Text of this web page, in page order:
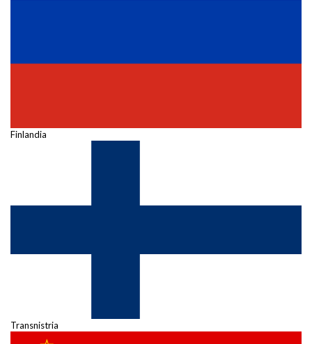
Finlandia
Transnistria